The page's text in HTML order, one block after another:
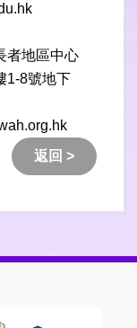
者地區中心
1-8號地下
返回 >